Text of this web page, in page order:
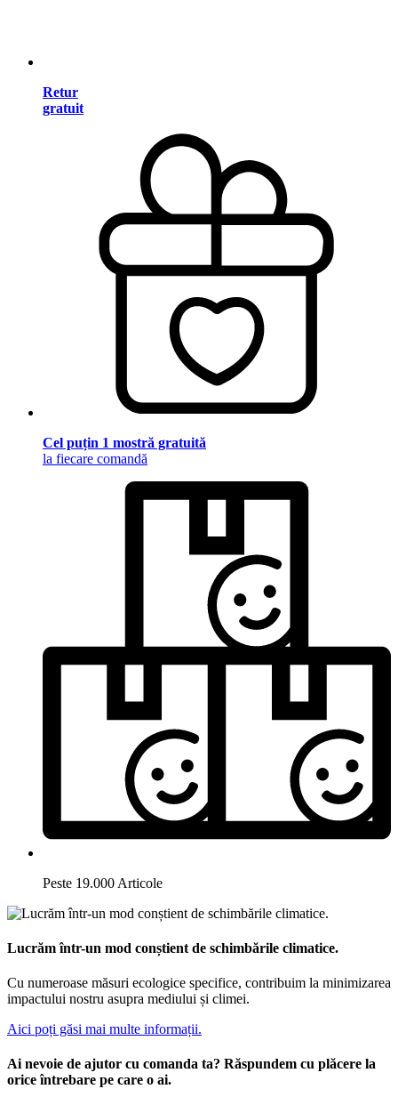
Retur
gratuit
Cel puțin 1 mostră gratuită
la fiecare comandă
Peste 19.000 Articole
Lucrăm într-un mod conștient de schimbările climatice.
Cu numeroase măsuri ecologice specifice, contribuim la minimizarea
impactului nostru asupra mediului și climei.
Aici poți găsi mai multe informații.
Ai nevoie de ajutor cu comanda ta? Răspundem cu plăcere la
orice întrebare pe care o ai.